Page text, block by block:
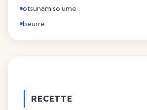
otsunamiso ume
beurre
RECETTE